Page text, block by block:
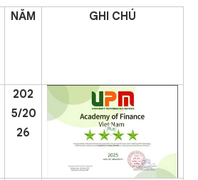
NĂM GHI CHÚ
202
5/20
26